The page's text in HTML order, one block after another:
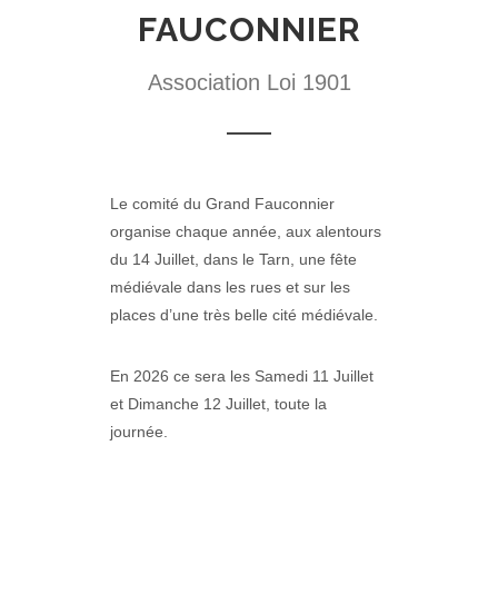
FAUCONNIER
Association Loi 1901
Le comité du Grand Fauconnier
organise chaque année, aux alentours
du 14 Juillet, dans le Tarn, une fête
médiévale dans les rues et sur les
places d’une très belle cité médiévale.
En 2026 ce sera les Samedi 11 Juillet
et Dimanche 12 Juillet, toute la
journée.